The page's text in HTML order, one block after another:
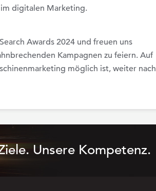
digitalen Marketing.
Awards 2024 und freuen uns
Kampagnen zu feiern. Auf
möglich ist, weiter nach
Unsere Kompetenz.